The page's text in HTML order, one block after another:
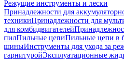
Режущие инструменты и лески
Принадлежности для
техникиПринадлежности для
для комбидвигателей
пилПильные цепиПильные цепи в
шиныИнструменты для ухода за
гарнитуройЭксплуатационные